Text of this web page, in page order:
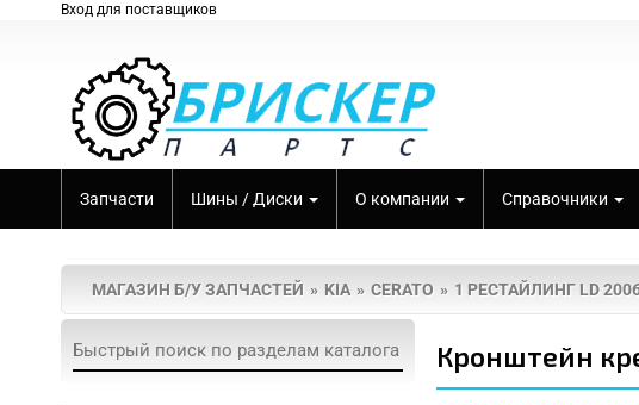
Вход для поставщиков
Запчасти Шины / Диски О компании Справочники
МАГАЗИН Б/У ЗАПЧАСТЕЙ KIA CERATO 1 РЕСТАЙЛИНГ LD
Кронштейн